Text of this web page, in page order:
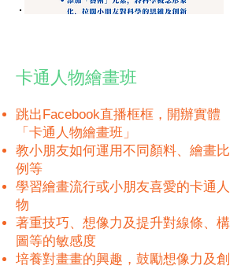
卡通人物繪畫班
跳出Facebook直播框框，開辦實體
「卡通人物繪畫班」
教小朋友如何運用不同顏料、繪畫比
例等
學習繪畫流行或小朋友喜愛的卡通人
物
著重技巧、想像力及提升對線條、構
圖等的敏感度
培養對畫畫的興趣，鼓勵想像力及創